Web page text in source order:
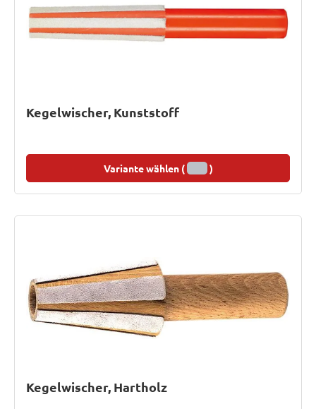
Kegelwischer, Kunststoff
Variante wählen ( )
Kegelwischer, Hartholz